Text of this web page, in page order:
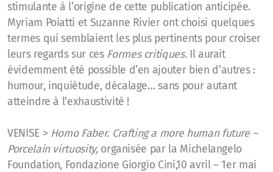
stimulante à l’origine de cette publication anticipée.
Myriam Poiatti et Suzanne Rivier ont choisi quelques
termes qui semblaient les plus pertinents pour croiser
leurs regards sur ces Formes critiques.Il aurait
évidemment été possible d’en ajouter bien d’autres :
humour, inquiétude, décalage… sans pour autant
atteindre à l’exhaustivité !
VENISE > Homo Faber. Crafting a more human future –
Porcelain virtuosity,organisée par la Michelangelo
Foundation, Fondazione Giorgio Cini,10 avril – 1er mai